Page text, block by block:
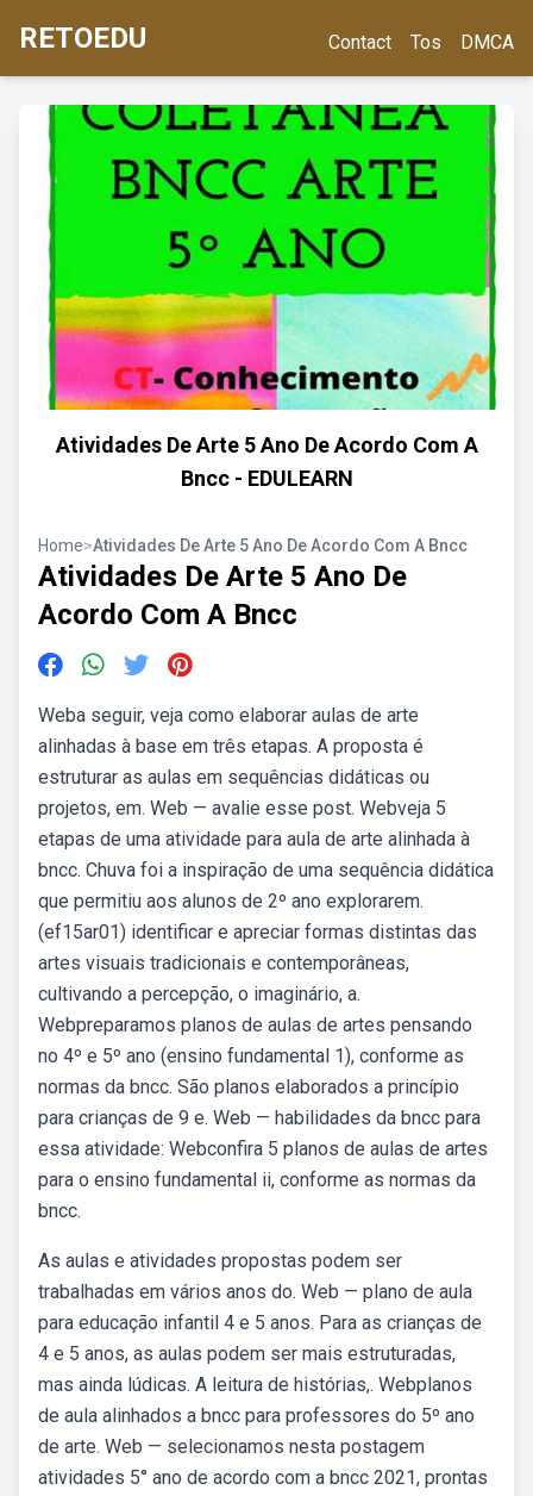
RETOEDU Contact Tos DMCA
Atividades De Arte 5 Ano De Acordo Com A
Bncc - EDULEARN
Home>Atividades De Arte 5 Ano De Acordo Com A Bncc
Atividades De Arte 5 Ano De
Acordo Com A Bncc
Weba seguir, veja como elaborar aulas de arte
alinhadas à base em três etapas. A proposta é
estruturar as aulas em sequências didáticas ou
projetos, em. Web — avalie esse post. Webveja 5
etapas de uma atividade para aula de arte alinhada à
bncc. Chuva foi a inspiração de uma sequência didática
que permitiu aos alunos de 2º ano explorarem.
(ef15ar01) identificar e apreciar formas distintas das
artes visuais tradicionais e contemporâneas,
cultivando a percepção, o imaginário, a.
Webpreparamos planos de aulas de artes pensando
no 4º e 5º ano (ensino fundamental 1), conforme as
normas da bncc. São planos elaborados a princípio
para crianças de 9 e. Web — habilidades da bncc para
essa atividade: Webconfira 5 planos de aulas de artes
para o ensino fundamental ii, conforme as normas da
bncc.
As aulas e atividades propostas podem ser
trabalhadas em vários anos do. Web — plano de aula
para educação infantil 4 e 5 anos. Para as crianças de
4 e 5 anos, as aulas podem ser mais estruturadas,
mas ainda lúdicas. A leitura de histórias,. Webplanos
de aula alinhados a bncc para professores do 5º ano
de arte. Web — selecionamos nesta postagem
atividades 5° ano de acordo com a bncc 2021, prontas